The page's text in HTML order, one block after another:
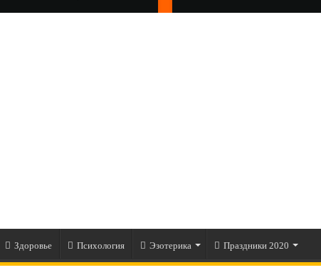
Здоровье Психология Эзотерика Праздники 2020